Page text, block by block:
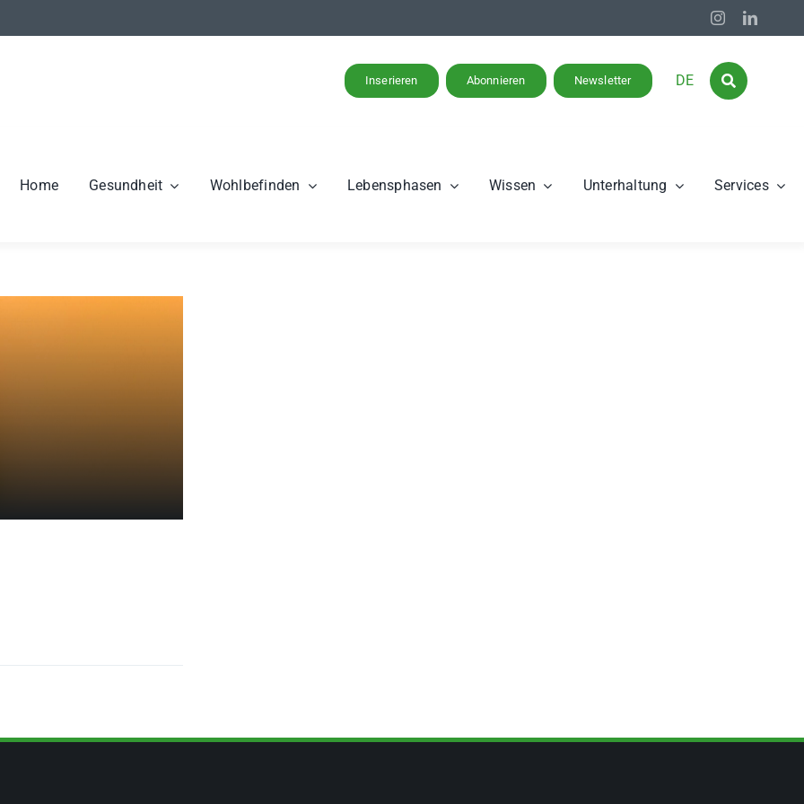
Inserieren Abonnieren Newsletter DE
Home Gesundheit Wohlbefinden Lebensphasen Wissen Unterhaltung Services